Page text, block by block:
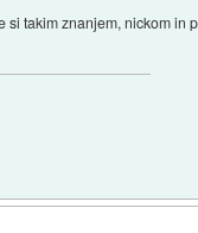
takim znanjem, nickom